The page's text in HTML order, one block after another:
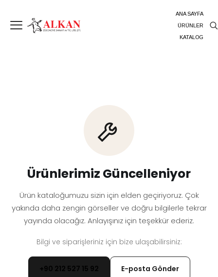
ANA SAYFA
ÜRÜNLER
KATALOG
Ürünlerimiz Güncelleniyor
Ürün kataloğumuzu sizin için elden geçiriyoruz. Çok
yakında daha zengin görseller ve doğru bilgilerle tekrar
yayında olacağız. Anlayışınız için teşekkür ederiz.
Bilgi ve siparişleriniz için bize ulaşabilirsiniz:
+90 212 527 15 92 E-posta Gönder